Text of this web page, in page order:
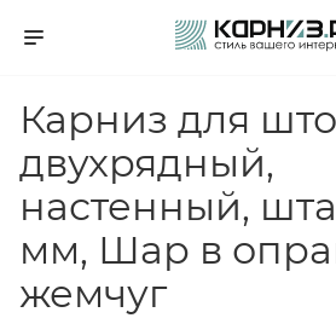
Карниз для
двухрядный,
настенный,
мм, Шар в
жемчуг